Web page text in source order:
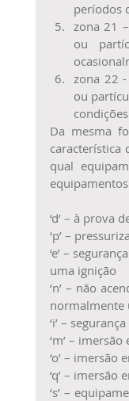
períodos
zona 21
ou
zona 22
ou
Da mesma
característica
qual
‘d’ – à prova
‘p’ –
‘e’ –
uma ignição
‘n’ – não
normalmente
‘i’ –
‘m’ –
‘o’ – imersão
‘q’ – imersão
‘s’ –